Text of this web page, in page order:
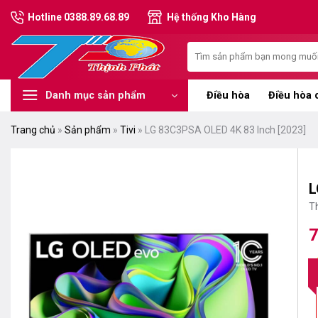
Chuyển
đến
nội
Hotline 0388.89.68.89 Hệ thống Kho Hàng
kiếm:
Danh mục sản phẩm Điều hòa Điều hòa
Trang chủ » Sản phẩm » Tivi » LG 83C3PSA OLED 4K 83 Inch [2023]
là: